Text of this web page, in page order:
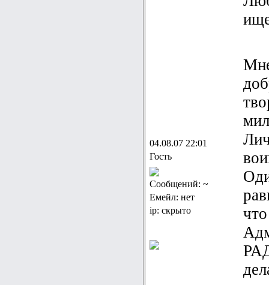
04.08.07 22:01
Гость
Сообщений: ~
Емейл: нет
ip: скрыто